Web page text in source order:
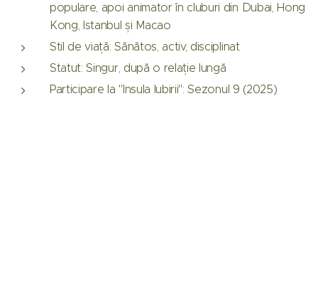
populare, apoi animator în cluburi din Dubai, Hong
Kong, Istanbul și Macao
Stil de viață: Sănătos, activ, disciplinat
Statut: Singur, după o relație lungă
Participare la "Insula Iubirii": Sezonul 9 (2025)